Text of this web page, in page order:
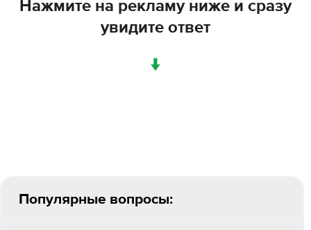
Нажмите на рекламу ниже и сразу
увидите ответ
↓
Популярные вопросы: